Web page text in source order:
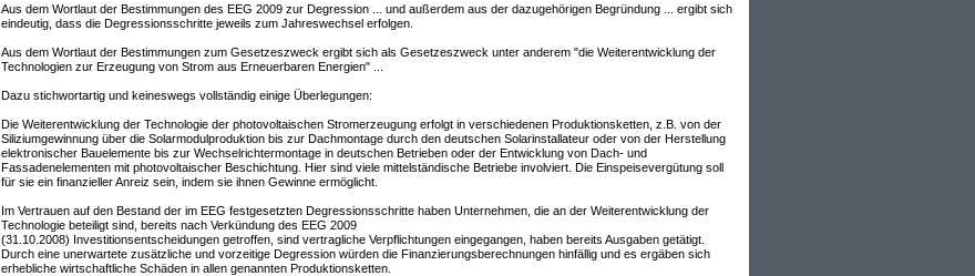
Aus dem Wortlaut der Bestimmungen des EEG 2009 zur Degression ... und außerdem aus der dazugehörigen Begründung ... ergibt sich
eindeutig, dass die Degressionsschritte jeweils zum Jahreswechsel erfolgen.
Aus dem Wortlaut der Bestimmungen zum Gesetzeszweck ergibt sich als Gesetzeszweck unter anderem "die Weiterentwicklung der
Technologien zur Erzeugung von Strom aus Erneuerbaren Energien" ...
Dazu stichwortartig und keineswegs vollständig einige Überlegungen:
Die Weiterentwicklung der Technologie der photovoltaischen Stromerzeugung erfolgt in verschiedenen Produktionsketten, z.B. von der
Siliziumgewinnung über die Solarmodulproduktion bis zur Dachmontage durch den deutschen Solarinstallateur oder von der Herstellung
elektronischer Bauelemente bis zur Wechselrichtermontage in deutschen Betrieben oder der Entwicklung von Dach- und
Fassadenelementen mit photovoltaischer Beschichtung. Hier sind viele mittelständische Betriebe involviert. Die Einspeisevergütung soll
für sie ein finanzieller Anreiz sein, indem sie ihnen Gewinne ermöglicht.
Im Vertrauen auf den Bestand der im EEG festgesetzten Degressionsschritte haben Unternehmen, die an der Weiterentwicklung der
Technologie beteiligt sind, bereits nach Verkündung des EEG 2009
(31.10.2008) Investitionsentscheidungen getroffen, sind vertragliche Verpflichtungen eingegangen, haben bereits Ausgaben getätigt.
Durch eine unerwartete zusätzliche und vorzeitige Degression würden die Finanzierungsberechnungen hinfällig und es ergäben sich
erhebliche wirtschaftliche Schäden in allen genannten Produktionsketten.